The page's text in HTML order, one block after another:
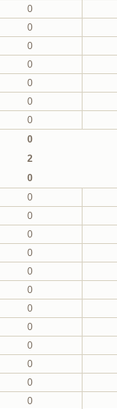
0
0
0
0
0
0
0
0
2
0
0
0
0
0
0
0
0
0
0
0
0
0